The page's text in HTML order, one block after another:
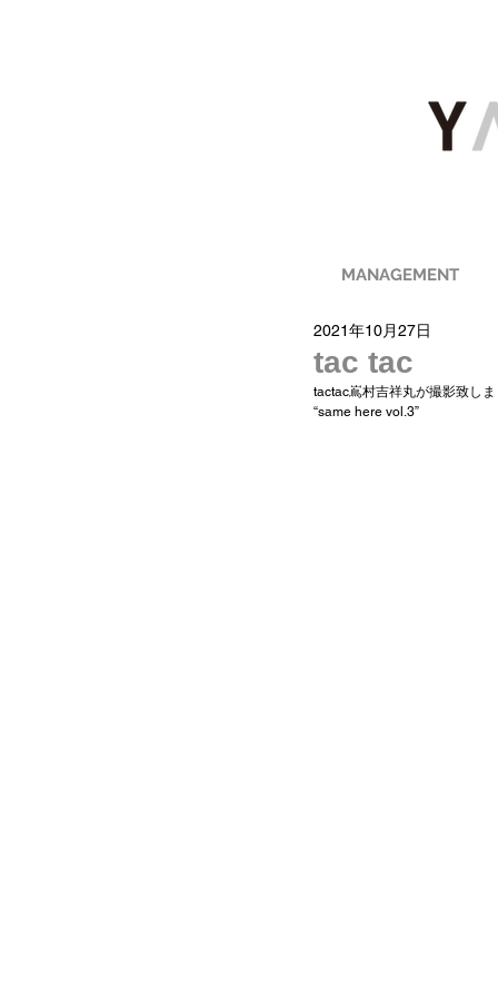
MANAGEMENT
tac tac
2021年10月27日
tactac嶌村吉祥丸が撮影致しま
“same here vol.3”